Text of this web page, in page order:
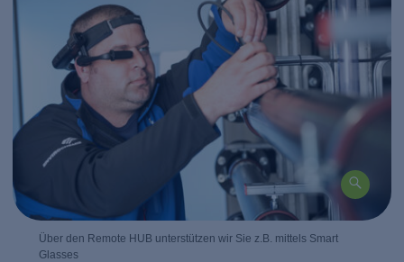
Über den Remote HUB unterstützen wir Sie z.B. mittels Smart
Glasses